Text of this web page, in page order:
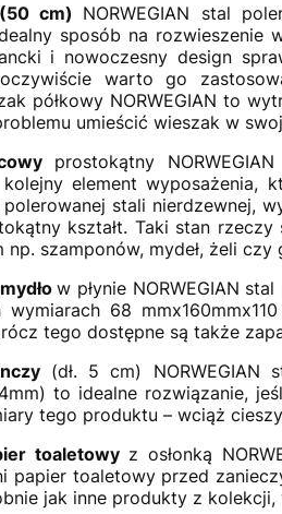
cm) NORWEGIAN stal
sposób na rozwieszenie
i nowoczesny design
warto go
półkowy NORWEGIAN to
umieścić wieszak w
prostokątny
kolejny element
stali nierdzewnej,
kształt. Taki stan
szamponów, mydeł, żeli czy
w płynie NORWEGIAN
wymiarach 68
tego dostępne są także
(dł. 5 cm) NORWEGIAN
to idealne rozwiązanie,
tego produktu – wciąż
toaletowy z osłonką
papier toaletowy przed
jak inne produkty z